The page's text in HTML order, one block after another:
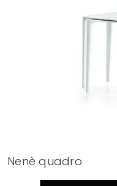
Nenè quadro